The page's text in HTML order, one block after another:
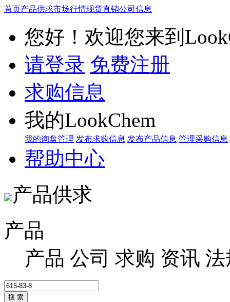
首页产品供求市场行情现货直销公司信息
您好！欢迎您来到
请登录 免费注册
求购信息
我的LookChem
我的询盘管理 发布求购信息 发布产品信息 管理采购信息
帮助中心
产品供求
产品
产品 公司 求购 资讯 法
搜 索